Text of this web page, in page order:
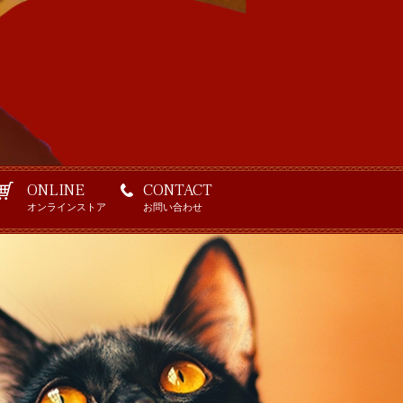
ONLINE
オンラインストア
CONTACT
お問い合わせ